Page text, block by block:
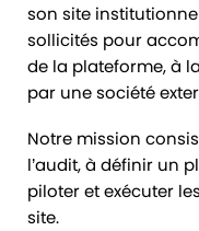
son site
sollicités pour
de la plateforme, à
par une société
Notre mission
l’audit, à définir un
piloter et exécuter
site.